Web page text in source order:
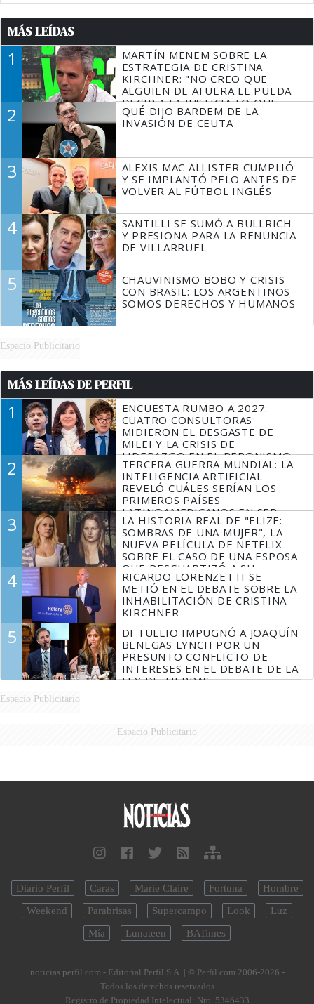
MÁS LEÍDAS
1
MARTÍN MENEM SOBRE LA
ESTRATEGIA DE CRISTINA
KIRCHNER: "NO CREO QUE
ALGUIEN DE AFUERA LE PUEDA
DECIR A LA JUSTICIA LO QUE
TIENE QUE HACER"
2
QUÉ DIJO BARDEM DE LA
INVASIÓN DE CEUTA
3
ALEXIS MAC ALLISTER CUMPLIÓ
Y SE IMPLANTÓ PELO ANTES DE
VOLVER AL FÚTBOL INGLÉS
4
SANTILLI SE SUMÓ A BULLRICH
Y PRESIONA PARA LA RENUNCIA
DE VILLARRUEL
5
CHAUVINISMO BOBO Y CRISIS
CON BRASIL: LOS ARGENTINOS
SOMOS DERECHOS Y HUMANOS
Espacio Publicitario
MÁS LEÍDAS DE PERFIL
1
ENCUESTA RUMBO A 2027:
CUATRO CONSULTORAS
MIDIERON EL DESGASTE DE
MILEI Y LA CRISIS DE
LIDERAZGO EN EL PERONISMO
2
TERCERA GUERRA MUNDIAL: LA
INTELIGENCIA ARTIFICIAL
REVELÓ CUÁLES SERÍAN LOS
PRIMEROS PAÍSES
LATINOAMERICANOS EN SER
DERROTADOS
3
LA HISTORIA REAL DE "ELIZE:
SOMBRAS DE UNA MUJER", LA
NUEVA PELÍCULA DE NETFLIX
SOBRE EL CASO DE UNA ESPOSA
QUE DESCUARTIZÓ A SU
MARIDO
4
RICARDO LORENZETTI SE
METIÓ EN EL DEBATE SOBRE LA
INHABILITACIÓN DE CRISTINA
KIRCHNER
5
DI TULLIO IMPUGNÓ A JOAQUÍN
BENEGAS LYNCH POR UN
PRESUNTO CONFLICTO DE
INTERESES EN EL DEBATE DE LA
LEY DE TIERRAS
Espacio Publicitario
Espacio Publicitario
Diario Perfil Caras Marie Claire Fortuna
Hombre
Weekend
Parabrisas Supercampo Look
Luz
Mía
Lunateen BATimes
noticias.perfil.com - Editorial Perfil S.A. | © Perfil.com 2006-2026 -
Todos los derechos reservados
Registro de Propiedad Intelectual: Nro. 5346433